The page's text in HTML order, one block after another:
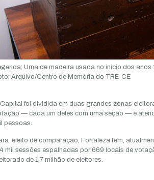
Urna de madeira usada no início dos anos
Arquivo/Centro de Memória do TRE-CE
foi dividida em duas grandes zonas
— cada um deles com uma seção — e
pessoas.
efeito de comparação, Fortaleza tem,
mil sessões espalhadas por 669 locais de
de 1,7 milhão de eleitores.